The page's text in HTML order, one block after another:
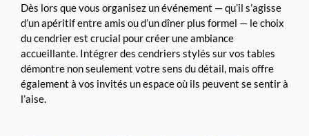
Dès lors que vous organisez un événement — qu’il s’agisse
d’un apéritif entre amis ou d’un dîner plus formel — le choix
du cendrier est crucial pour créer une ambiance
accueillante. Intégrer des cendriers stylés sur vos tables
démontre non seulement votre sens du détail, mais offre
également à vos invités un espace où ils peuvent se sentir à
l’aise.